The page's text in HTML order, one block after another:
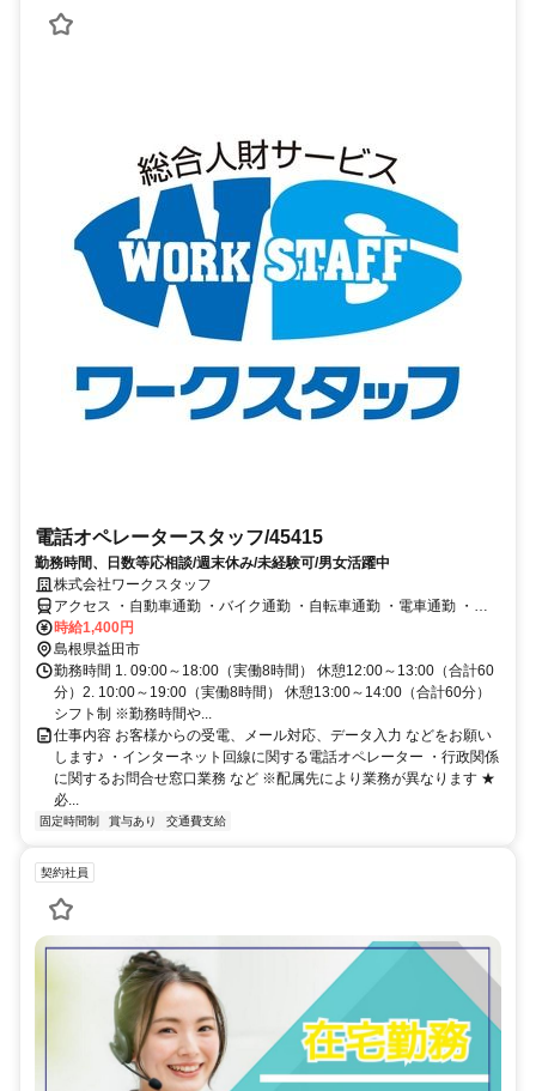
電話オペレータースタッフ/45415
勤務時間、日数等応相談/週末休み/未経験可/男女活躍中
株式会社ワークスタッフ
アクセス ・自動車通勤 ・バイク通勤 ・自転車通勤 ・電車通勤 ・バ
ス通勤 ・徒歩通勤
時給1,400円
島根県益田市
勤務時間 1. 09:00～18:00（実働8時間） 休憩12:00～13:00（合計60
分）2. 10:00～19:00（実働8時間） 休憩13:00～14:00（合計60分）
シフト制 ※勤務時間や...
仕事内容 お客様からの受電、メール対応、データ入力 などをお願い
します♪ ・インターネット回線に関する電話オペレーター ・行政関係
に関するお問合せ窓口業務 など ※配属先により業務が異なります ★
必...
固定時間制 賞与あり 交通費支給
契約社員